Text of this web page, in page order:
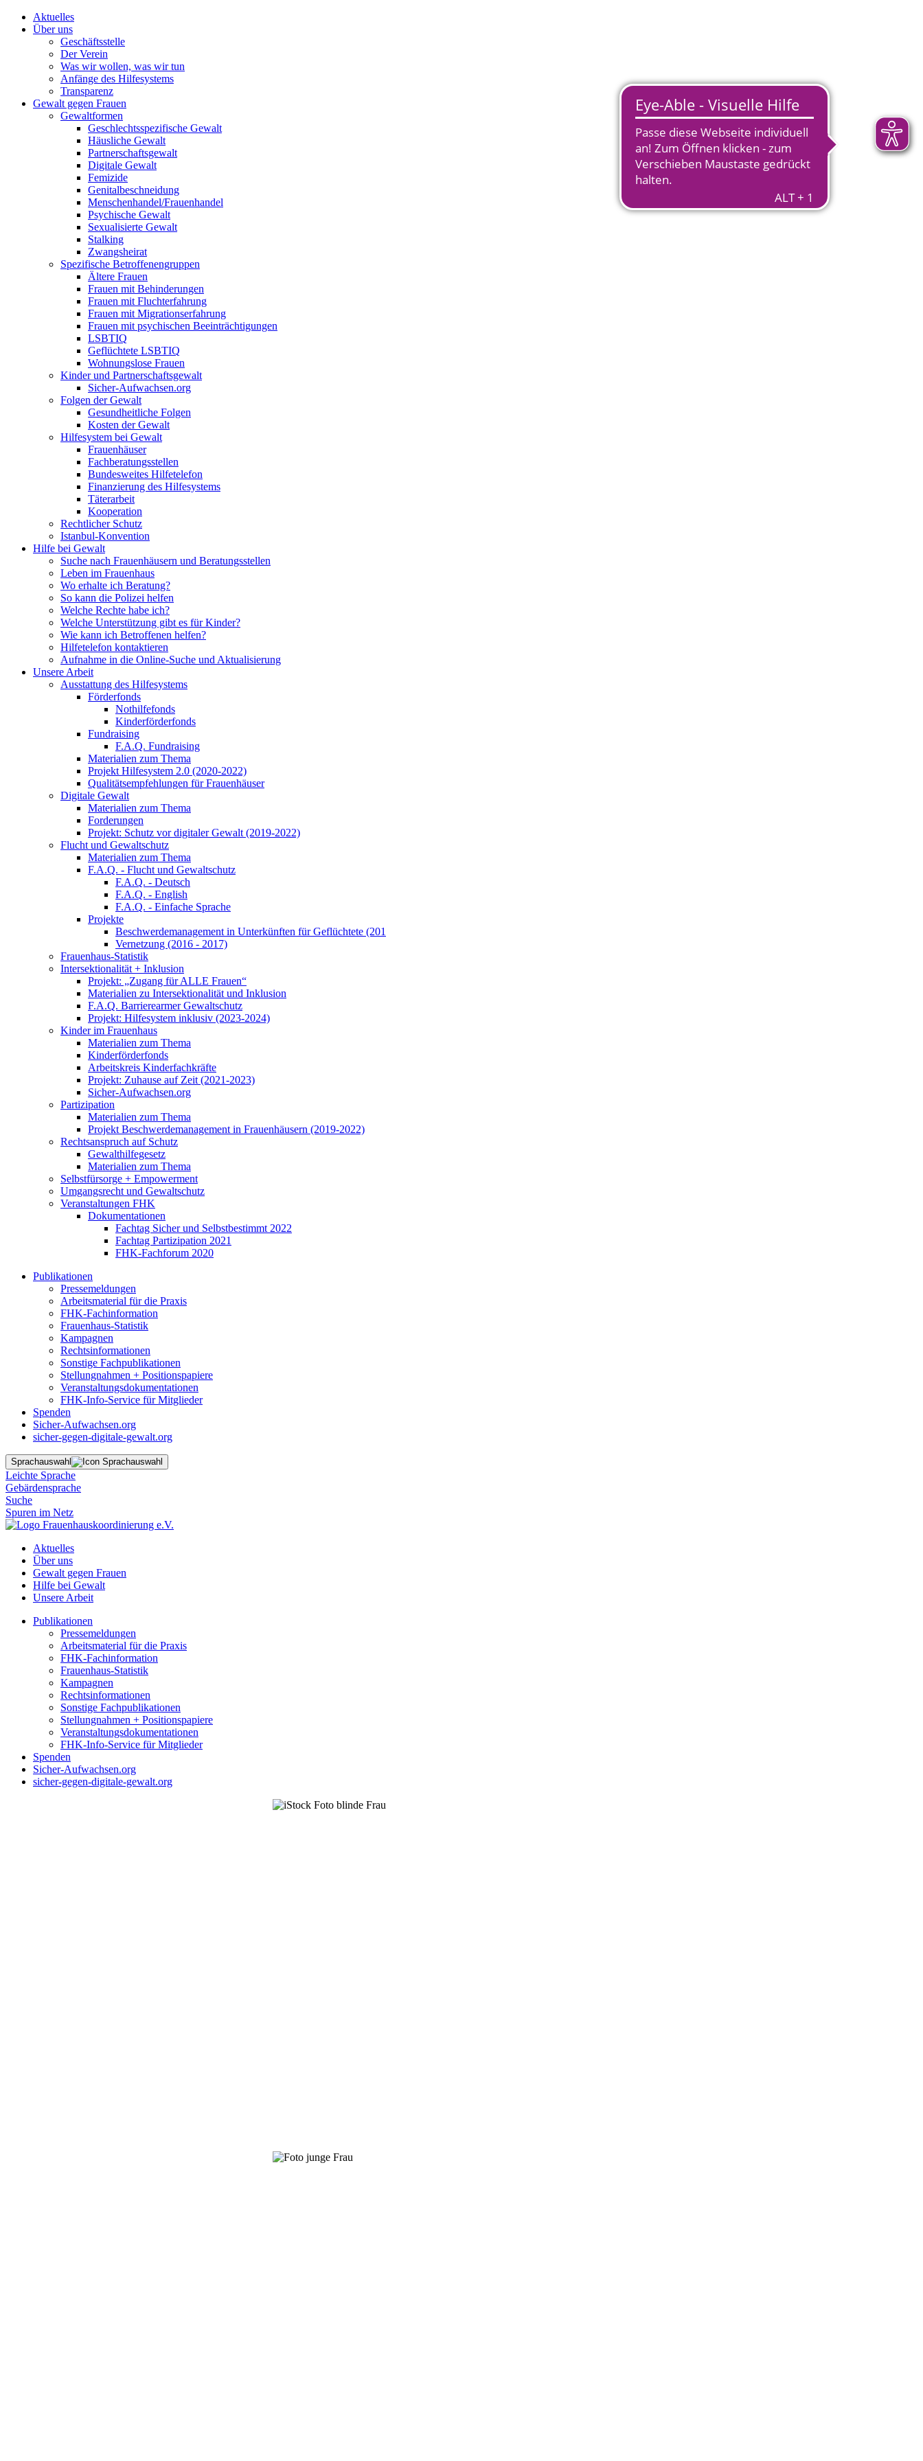
Aktuelles
Über uns
Geschäftsstelle
Der Verein
Was wir wollen, was wir tun
Anfänge des Hilfesystems
Transparenz
Gewalt gegen Frauen
Gewaltformen
Geschlechtsspezifische Gewalt
Häusliche Gewalt
Partnerschaftsgewalt
Digitale Gewalt
Femizide
Genitalbeschneidung
Menschenhandel/Frauenhandel
Psychische Gewalt
Sexualisierte Gewalt
Stalking
Zwangsheirat
Spezifische Betroffenengruppen
Ältere Frauen
Frauen mit Behinderungen
Frauen mit Fluchterfahrung
Frauen mit Migrationserfahrung
Frauen mit psychischen Beeinträchtigungen
LSBTIQ
Geflüchtete LSBTIQ
Wohnungslose Frauen
Kinder und Partnerschaftsgewalt
Sicher-Aufwachsen.org
Folgen der Gewalt
Gesundheitliche Folgen
Kosten der Gewalt
Hilfesystem bei Gewalt
Frauenhäuser
Fachberatungsstellen
Bundesweites Hilfetelefon
Finanzierung des Hilfesystems
Täterarbeit
Kooperation
Rechtlicher Schutz
Istanbul-Konvention
Hilfe bei Gewalt
Suche nach Frauenhäusern und Beratungsstellen
Leben im Frauenhaus
Wo erhalte ich Beratung?
So kann die Polizei helfen
Welche Rechte habe ich?
Welche Unterstützung gibt es für Kinder?
Wie kann ich Betroffenen helfen?
Hilfetelefon kontaktieren
Aufnahme in die Online-Suche und Aktualisierung
Unsere Arbeit
Ausstattung des Hilfesystems
Förderfonds
Nothilfefonds
Kinderförderfonds
Fundraising
F.A.Q. Fundraising
Materialien zum Thema
Projekt Hilfesystem 2.0 (2020-2022)
Qualitätsempfehlungen für Frauenhäuser
Digitale Gewalt
Materialien zum Thema
Forderungen
Projekt: Schutz vor digitaler Gewalt (2019-2022)
Flucht und Gewaltschutz
Materialien zum Thema
F.A.Q. - Flucht und Gewaltschutz
F.A.Q. - Deutsch
F.A.Q. - English
F.A.Q. - Einfache Sprache
Projekte
Beschwerdemanagement in Unterkünften für Geflüchtete (201
Vernetzung (2016 - 2017)
Frauenhaus-Statistik
Intersektionalität + Inklusion
Projekt: „Zugang für ALLE Frauen“
Materialien zu Intersektionalität und Inklusion
F.A.Q. Barrierearmer Gewaltschutz
Projekt: Hilfesystem inklusiv (2023-2024)
Kinder im Frauenhaus
Materialien zum Thema
Kinderförderfonds
Arbeitskreis Kinderfachkräfte
Projekt: Zuhause auf Zeit (2021-2023)
Sicher-Aufwachsen.org
Partizipation
Materialien zum Thema
Projekt Beschwerdemanagement in Frauenhäusern (2019-2022)
Rechtsanspruch auf Schutz
Gewalthilfegesetz
Materialien zum Thema
Selbstfürsorge + Empowerment
Umgangsrecht und Gewaltschutz
Veranstaltungen FHK
Dokumentationen
Fachtag Sicher und Selbstbestimmt 2022
Fachtag Partizipation 2021
FHK-Fachforum 2020
Publikationen
Pressemeldungen
Arbeitsmaterial für die Praxis
FHK-Fachinformation
Frauenhaus-Statistik
Kampagnen
Rechtsinformationen
Sonstige Fachpublikationen
Stellungnahmen + Positionspapiere
Veranstaltungsdokumentationen
FHK-Info-Service für Mitglieder
Spenden
Sicher-Aufwachsen.org
sicher-gegen-digitale-gewalt.org
Sprachauswahl
Leichte Sprache
Gebärdensprache
Suche
Spuren im Netz
Aktuelles
Über uns
Gewalt gegen Frauen
Hilfe bei Gewalt
Unsere Arbeit
Publikationen
Pressemeldungen
Arbeitsmaterial für die Praxis
FHK-Fachinformation
Frauenhaus-Statistik
Kampagnen
Rechtsinformationen
Sonstige Fachpublikationen
Stellungnahmen + Positionspapiere
Veranstaltungsdokumentationen
FHK-Info-Service für Mitglieder
Spenden
Sicher-Aufwachsen.org
sicher-gegen-digitale-gewalt.org